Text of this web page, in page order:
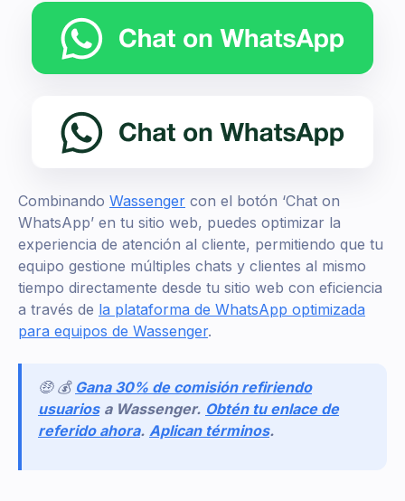
Combinando Wassenger con el botón ‘Chat on
WhatsApp’ en tu sitio web, puedes optimizar la
experiencia de atención al cliente, permitiendo que tu
equipo gestione múltiples chats y clientes al mismo
tiempo directamente desde tu sitio web con eficiencia
a través de la plataforma de WhatsApp optimizada
para equipos de Wassenger.
🤑 💰 Gana 30% de comisión refiriendo
usuarios a Wassenger. Obtén tu enlace de
referido ahora. Aplican términos.